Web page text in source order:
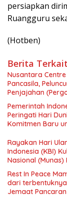
persiapkan
Ruangguru
(Hotben)
Berita Terkait
Nusantara
Pancasila,
Penjajahan
Simposium
Nasional dan
Menuju Indonesia
Pemerintah
Peringati Hari
Komitmen Baru
Rayakan Hari
Indonesia (KBI)
Nasional (Munas)
Pengembangan
Indonesia dan
Rest In Peace
dari
Jemaat Pancaran